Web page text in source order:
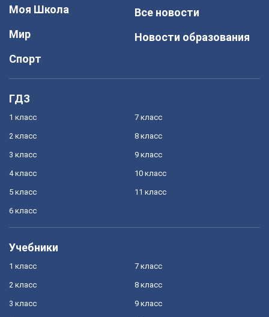
Моя Школа
Мир
Спорт
Все новости
Новости образования
ГДЗ
1 класс
2 класс
3 класс
4 класс
5 класс
6 класс
7 класс
8 класс
9 класс
10 класс
11 класс
Учебники
1 класс
2 класс
3 класс
7 класс
8 класс
9 класс